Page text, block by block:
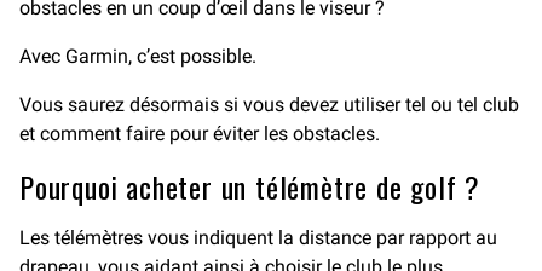
obstacles en un coup d’œil dans le viseur ?
Avec Garmin, c’est possible.
Vous saurez désormais si vous devez utiliser tel ou tel club
et comment faire pour éviter les obstacles.
Pourquoi acheter un télémètre de golf ?
Les télémètres vous indiquent la distance par rapport au
drapeau, vous aidant ainsi à choisir le club le plus